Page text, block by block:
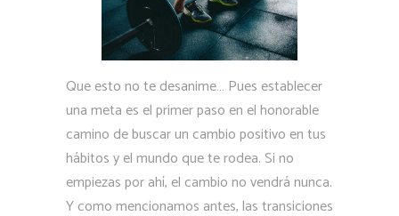
Que esto no te desanime… Pues establecer
una meta es el primer paso en el honorable
camino de buscar un cambio positivo en tus
hábitos y el mundo que te rodea. Si no
empiezas por ahí, el cambio no vendrá nunca.
Y como mencionamos antes, las transiciones